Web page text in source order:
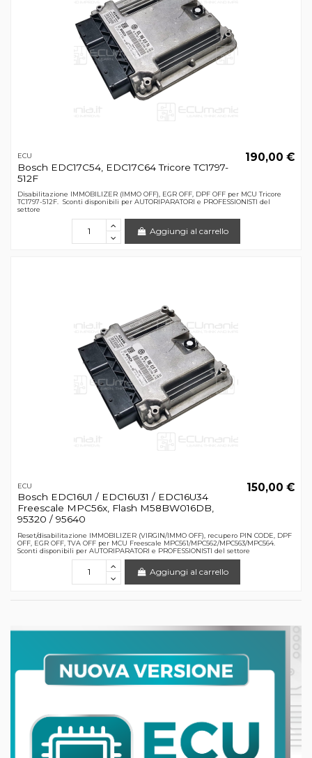
ECU
Bosch EDC17C54, EDC17C64 Tricore TC1797-
512F
190,00 €
Disabilitazione IMMOBILIZER (IMMO OFF), EGR OFF, DPF OFF per MCU Tricore
TC1797-512F. Sconti disponibili per AUTORIPARATORI e PROFESSIONISTI del
settore
Aggiungi al carrello
ECU
Bosch EDC16U1 / EDC16U31 / EDC16U34
Freescale MPC56x, Flash M58BW016DB,
95320 / 95640
150,00 €
Reset/disabilitazione IMMOBILIZER (VIRGIN/IMMO OFF), recupero PIN CODE, DPF
OFF, EGR OFF, TVA OFF per MCU Freescale MPC561/MPC562/MPC563/MPC564.
Sconti disponibili per AUTORIPARATORI e PROFESSIONISTI del settore
Aggiungi al carrello